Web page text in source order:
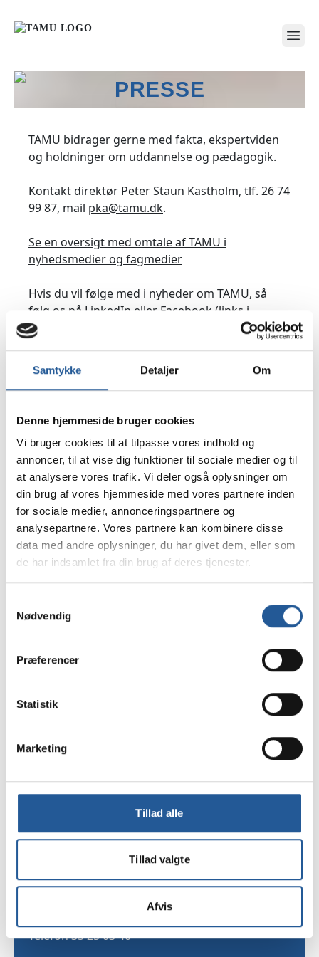
Samtykke Detaljer Om
Denne hjemmeside bruger cookies
Vi bruger cookies til at tilpasse vores indhold og
annoncer, til at vise dig funktioner til sociale medier og til
at analysere vores trafik. Vi deler også oplysninger om
din brug af vores hjemmeside med vores partnere inden
for sociale medier, annonceringspartnere og
analysepartnere. Vores partnere kan kombinere disse
data med andre oplysninger, du har givet dem, eller som
de har indsamlet fra din brug af deres tjenester.
Nødvendig
Præferencer
Statistik
Marketing
Tillad alle
Tillad valgte
Afvis
open
PRESSE
TAMU bidrager gerne med fakta, ekspertviden
og holdninger om uddannelse og pædagogik.
Kontakt direktør Peter Staun Kastholm, tlf. 26 74
99 87, mail pka@tamu.dk.
Se en oversigt med omtale af TAMU i
nyhedsmedier og fagmedier
Hvis du vil følge med i nyheder om TAMU, så
følg os på LinkedIn eller Facebook (links i
footeren).
Sekretariatet
Hvem kan blive TAMU-elev?
Presse
FOTOS TIL PRESSEBRUG
Billederne på denne side kan frit downloades.
FAKTA OM TAMU
er en praktisk tilrettelagt, joborienteret uddannelse
elevernes muligheder for beskæftigelse eller videre
TAMU I MEDIERNE
TAMU
TAMU
Skarridsøgade 53
Telefon 35 25 03 40